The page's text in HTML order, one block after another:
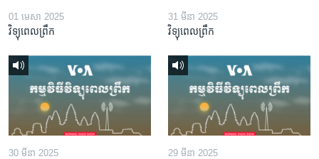
01 មេសា 2025
វិទ្យុពេលព្រឹក
31 មីនា 2025
វិទ្យុពេលព្រឹក
30 មីនា 2025 29 មីនា 2025